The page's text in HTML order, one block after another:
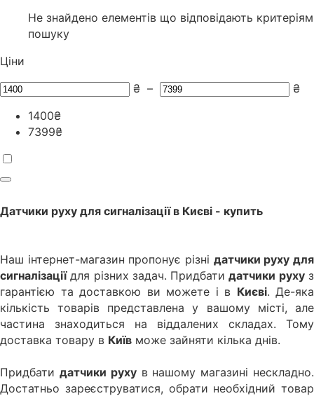
Не знайдено елементів що відповідають критеріям
пошуку
Ціни
₴ –
₴
1400₴
7399₴
Датчики руху для сигналізаціїв Києві - купить
Наш інтернет-магазин пропонує різні датчики руху для
сигналізаціїдля різних задач. Придбатидатчики рухуз
гарантією та доставкою ви можете і в Києві. Де-яка
кількість товарів представлена у вашому місті, але
частина знаходиться на віддалених складах. Тому
доставка товару в Київ може зайняти кілька днів.
Придбати датчики рухув нашому магазині нескладно.
Достатньо зареєструватися, обрати необхідний товар